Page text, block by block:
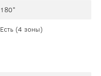
180°
Есть (4 зоны)